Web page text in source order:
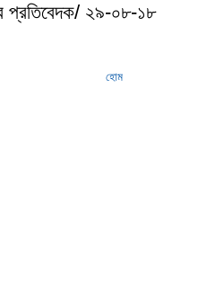
প্রতিবেদক/ ২৯-০৮-১৮
হোম